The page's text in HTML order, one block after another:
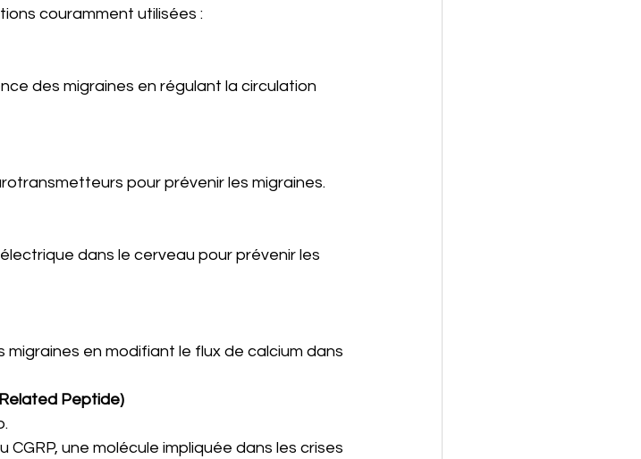
couramment utilisées :
des migraines en régulant la circulation
pour prévenir les migraines.
dans le cerveau pour prévenir les
migraines en modifiant le flux de calcium dans
Peptide)
CGRP, une molécule impliquée dans les crises